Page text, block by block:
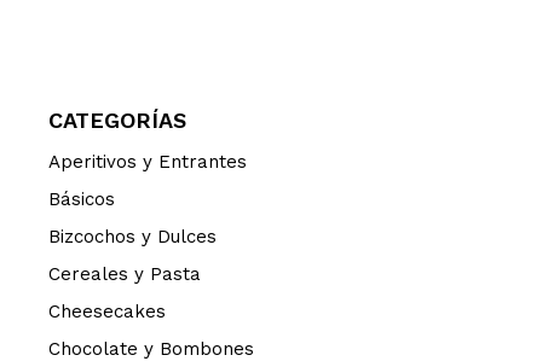
CATEGORÍAS
Aperitivos y Entrantes
Básicos
Bizcochos y Dulces
Cereales y Pasta
Cheesecakes
Chocolate y Bombones